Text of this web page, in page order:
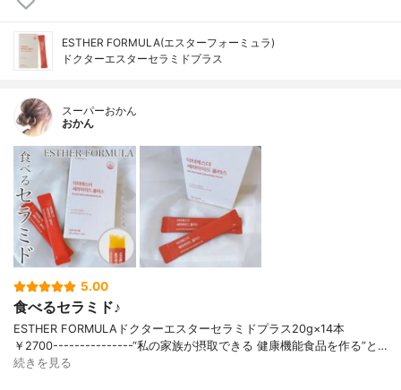
ESTHER FORMULA(エスターフォーミュラ)
ドクターエスターセラミドプラス
スーパーおかん
おかん
5.00
食べるセラミド♪
ESTHER FORMULAドクターエスターセラミドプラス20g×14本
￥2700---------------“私の家族が摂取できる 健康機能食品を作る”と…
続きを見る